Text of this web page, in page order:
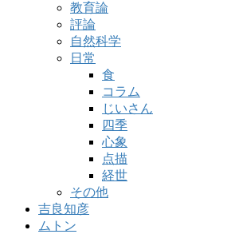
教育論
評論
自然科学
日常
食
コラム
じいさん
四季
心象
点描
経世
その他
吉良知彦
ムトン